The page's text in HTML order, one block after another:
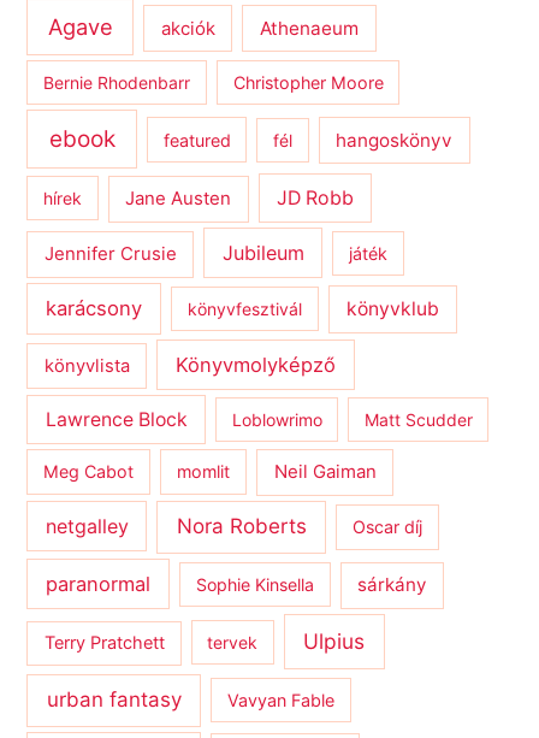
Agave akciók Athenaeum
Bernie Rhodenbarr Christopher Moore
ebook featured fél hangoskönyv
hírek Jane Austen JD Robb
Jennifer Crusie Jubileum játék
karácsony könyvfesztivál könyvklub
könyvlista Könyvmolyképző
Lawrence Block Loblowrimo Matt Scudder
Meg Cabot momlit Neil Gaiman
netgalley Nora Roberts Oscar díj
paranormal Sophie Kinsella sárkány
Terry Pratchett tervek Ulpius
urban fantasy Vavyan Fable